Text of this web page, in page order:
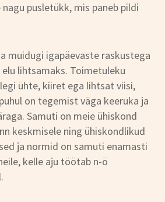
pusletükk, mis paneb pildi
muidugi igapäevaste raskustega
lihtsamaks. Toimetuleku
ühte, kiiret ega lihtsat viisi,
on tegemist väga keeruka ja
Samuti on meie ühiskond
keskmisele ning ühiskondlikud
ja normid on samuti enamasti
kelle aju töötab n-ö